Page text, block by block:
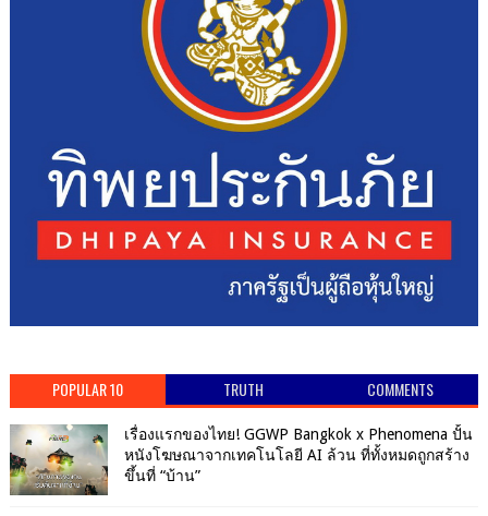
POPULAR 10 TRUTH COMMENTS
เรื่องแรกของไทย! GGWP Bangkok x Phenomena ปั้น
หนังโฆษณาจากเทคโนโลยี AI ล้วน ที่ทั้งหมดถูกสร้าง
ขึ้นที่ “บ้าน”